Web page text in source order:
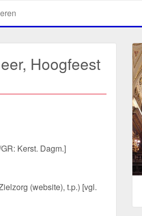
Hoogfeest
Kerst. Dagm.]
(website), t.p.) [vgl.